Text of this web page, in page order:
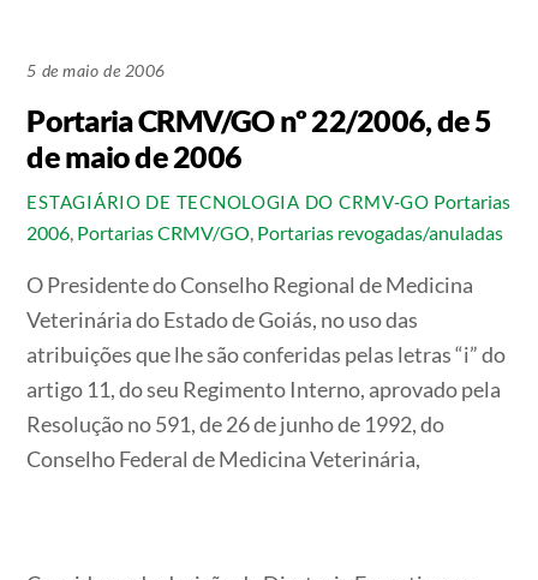
5 de maio de 2006
Portaria CRMV/GO nº 22/2006, de 5
de maio de 2006
ESTAGIÁRIO DE TECNOLOGIA DO CRMV-GO Portarias
2006, Portarias CRMV/GO, Portarias revogadas/anuladas
O Presidente do Conselho Regional de Medicina
Veterinária do Estado de Goiás, no uso das
atribuições que lhe são conferidas pelas letras “i” do
artigo 11, do seu Regimento Interno, aprovado pela
Resolução no 591, de 26 de junho de 1992, do
Conselho Federal de Medicina Veterinária,